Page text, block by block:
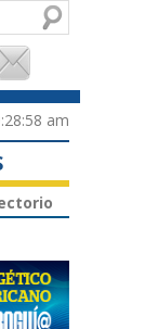
am